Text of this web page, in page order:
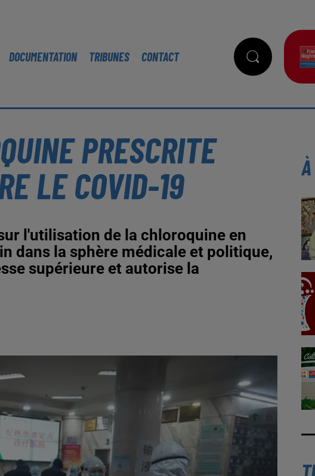
DOCUMENTATION TRIBUNES CONTACT
PRESCRITE
LE COVID-19
l'utilisation de la chloroquine en
dans la sphère médicale et politique,
supérieure et autorise la